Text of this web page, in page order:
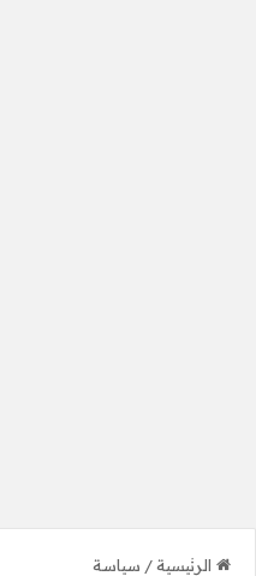
الرئيسية/ سياسة